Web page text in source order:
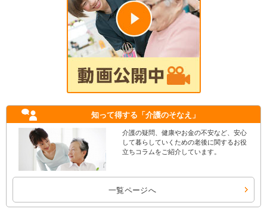
知って得する 「介護のそなえ」
介護の疑問、健康やお金の不安など、安心
して暮らしていくための老後に関するお役
立ちコラムをご紹介しています。
一覧ページへ